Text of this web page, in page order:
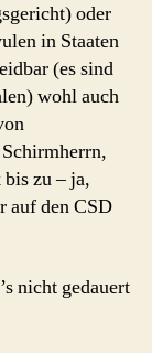
oder
in Staaten
(es sind
wohl auch
zu – ja,
auf den CSD
nicht gedauert